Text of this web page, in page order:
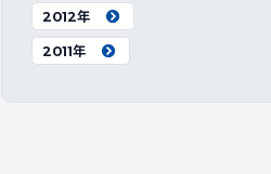
2012年
2011年